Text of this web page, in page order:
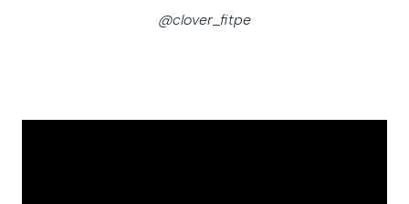
@clover_fitpe